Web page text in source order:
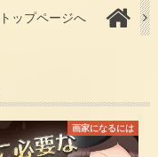
トップページへ
画家になるには